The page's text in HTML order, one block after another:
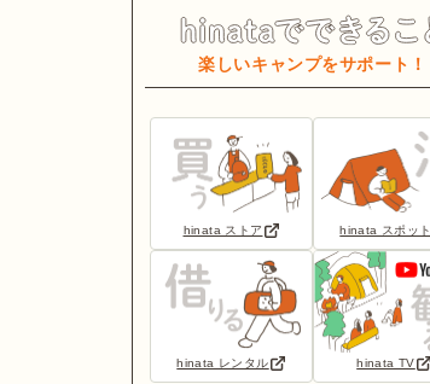
楽しいキャンプをサポート！
hinata ストア hinata スポット
hinata レンタル hinata TV